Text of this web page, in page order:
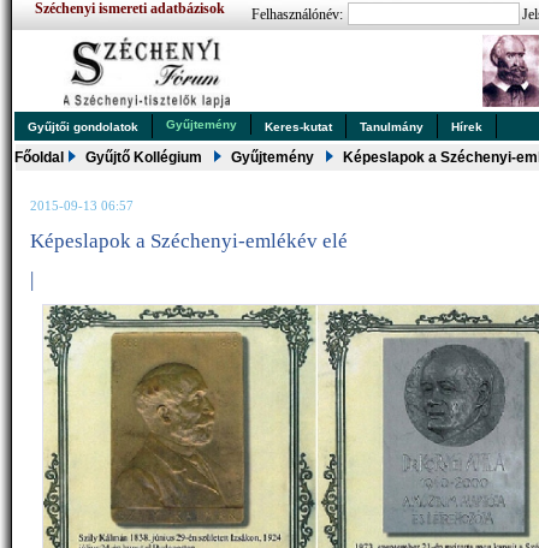
Széchenyi ismereti adatbázisok Felhasználónév:
Gyűjtői gondolatok Gyűjtemény Keres-kutat Tanulmány Hírek
Főoldal Gyűjtő Kollégium Gyűjtemény Képeslapok a Széchenyi-
2015-09-13 06:57
Képeslapok a Széchenyi-emlékév elé
|